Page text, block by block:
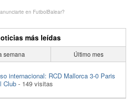
en FutbolBalear?
más leídas
semana Último mes
internacional: RCD Mallorca 3-0 Paris
Club - 149 visitas